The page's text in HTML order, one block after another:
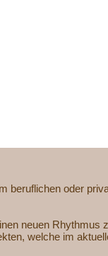
beruflichen oder
neuen Rhythmus
welche im